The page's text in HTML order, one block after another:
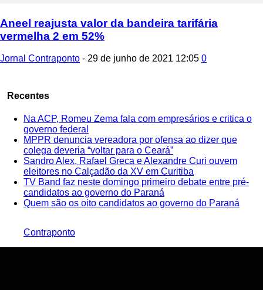
Aneel reajusta valor da bandeira tarifária
vermelha 2 em 52%
Jornal Contraponto - 29 de junho de 2021 12:05 0
Recentes
Na ACP, Romeu Zema fala com empresários e critica o
governo federal
MPPR denuncia vereadora por ofensa ao dizer que
colega deveria “voltar para o Ceará”
Sandro Alex, Rafael Greca e Alexandre Curi ouvem
eleitores no Calçadão da XV em Curitiba
TV Band faz neste domingo primeiro debate entre pré-
candidatos ao governo do Paraná
Quem são os oito candidatos ao governo do Paraná
Contraponto